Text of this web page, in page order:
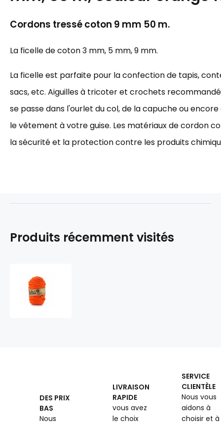
Cordons tressé coton 9 mm 50 m.
La ficelle de coton 3 mm, 5 mm, 9 mm.
La ficelle est parfaite pour la confection de tapis,
sacs, etc. Aiguilles à tricoter et crochets
se passe dans l'ourlet du col, de la capuche ou
le vêtement à votre guise. Les matériaux de cordon
la sécurité et la protection contre les produits
Produits récemment visités
DES PRIX
BAS
Nous
LIVRAISON
RAPIDE
vous avez
le choix
SERVICE
CLIENTÈLE
Nous vous
aidons à
choisir et à